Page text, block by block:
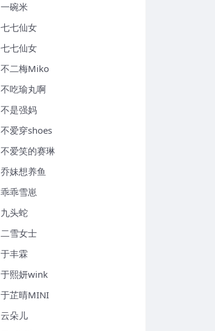
一碗米
七七仙女
七七仙女
不二梅Miko
不吃瑜丸啊
不是强妈
不爱穿shoes
不爱笑的赛琳
乔妹想养鱼
乖乖雪崽
九头蛇
二雪女士
于丰霖
于熙妍wink
于芷晴MINI
云朵儿